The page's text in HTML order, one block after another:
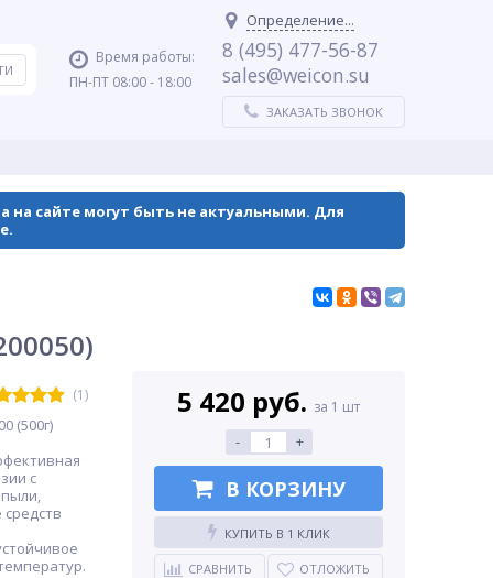
Время работы:
ПН-ПТ 08:00 - 18:00
Определение...
8 (495) 477-56-87
sales@weicon.su
ЗАКАЗАТЬ ЗВОНОК
на сайте могут быть не актуальными. Для
(1)
(500г)
с
5 420 руб. за 1 шт
- +
В КОРЗИНУ
КУПИТЬ В 1 КЛИК
СРАВНИТЬ ОТЛОЖИТЬ